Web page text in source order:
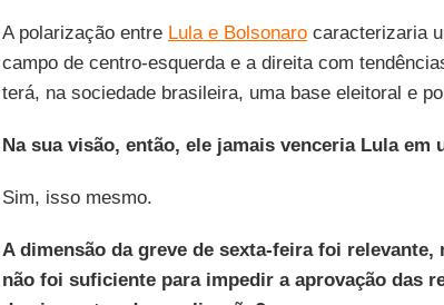
A polarização entre Lula e Bolsonarocaracterizaria
campo de centro-esquerda e a direita com
terá, na sociedade brasileira, uma base eleitoral e
Na sua visão, então, ele jamais venceria Lula em
Sim, isso mesmo.
A dimensão da greve de sexta-feira foi
não foi suficiente para impedir a aprovação das